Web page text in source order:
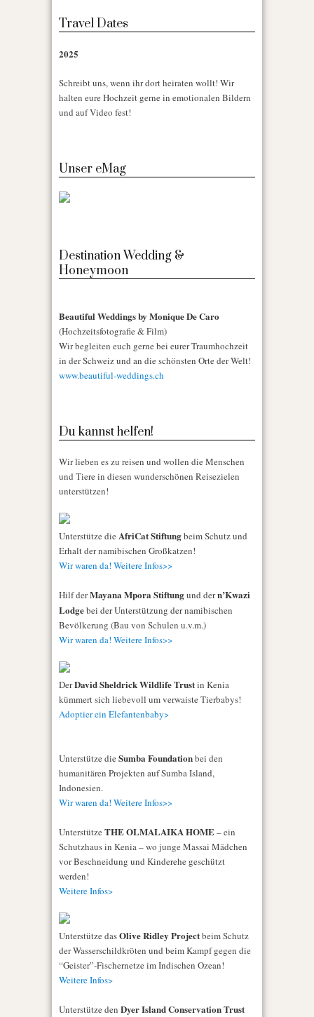
Travel Dates
2025
Schreibt uns, wenn ihr dort heiraten wollt! Wir
halten eure Hochzeit gerne in emotionalen Bildern
und auf Video fest!
Unser eMag
Destination Wedding &
Honeymoon
Beautiful Weddings by Monique De Caro
(Hochzeitsfotografie & Film)
Wir begleiten euch gerne bei eurer Traumhochzeit
in der Schweiz und an die schönsten Orte der Welt!
www.beautiful-weddings.ch
Du kannst helfen!
Wir lieben es zu reisen und wollen die Menschen
und Tiere in diesen wunderschönen Reisezielen
unterstützen!
Unterstütze die AfriCat Stiftungbeim Schutz und
Erhalt der namibischen Großkatzen!
Wir waren da! Weitere Infos>>
Hilf derMayana Mpora Stiftungund dern’Kwazi
Lodgebei der Unterstützung der namibischen
Bevölkerung (Bau von Schulen u.v.m.)
Wir waren da! Weitere Infos>>
DerDavid Sheldrick Wildlife Trustin Kenia
kümmert sich liebevoll um verwaiste Tierbabys!
Adoptier ein Elefantenbaby>
Unterstütze die Sumba Foundationbei den
humanitären Projekten auf Sumba Island,
Indonesien.
Wir waren da! Weitere Infos>>
Unterstütze THE OLMALAIKA HOME– ein
Schutzhaus in Kenia – wo junge Massai Mädchen
vor Beschneidung und Kinderehe geschützt
werden!
Weitere Infos>
Unterstütze dasOlive Ridley Projectbeim Schutz
der Wasserschildkröten und beim Kampf gegen die
“Geister”-Fischernetze im Indischen Ozean!
Weitere Infos>
Unterstütze den Dyer Island Conservation Trust